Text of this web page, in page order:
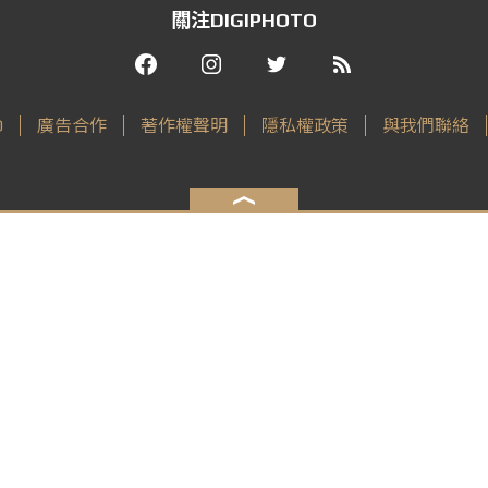
關注DIGIPHOTO
廣告合作 著作權聲明 隱私權政策 與我們聯絡